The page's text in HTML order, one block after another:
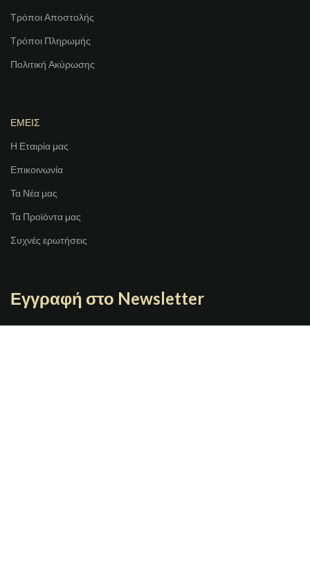
Τρόποι Αποστολής
Τρόποι Πληρωμής
Πολιτική Ακύρωσης
ΕΜΕΙΣ
Η Εταιρία μας
Επικοινωνία
Τα Νέα μας
Τα Προϊόντα μας
Συχνές ερωτήσεις
Εγγραφή στο Newsletter